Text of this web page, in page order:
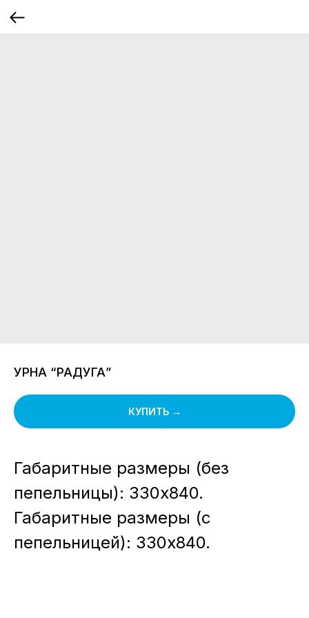
УРНА “РАДУГА”
КУПИТЬ →
Габаритные размеры (без
пепельницы): 330х840.
Габаритные размеры (с
пепельницей): 330х840.